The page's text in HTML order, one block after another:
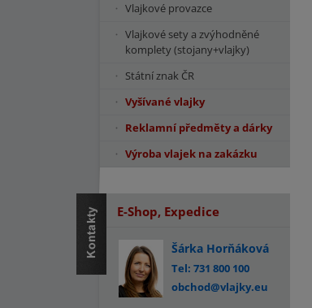
Vlajkové provazce
Vlajkové sety a zvýhodněné
komplety (stojany+vlajky)
Státní znak ČR
Vyšívané vlajky
Reklamní předměty a dárky
Výroba vlajek na zakázku
E-Shop, Expedice
Šárka Horňáková
Tel: 731 800 100
obchod@vlajky.eu